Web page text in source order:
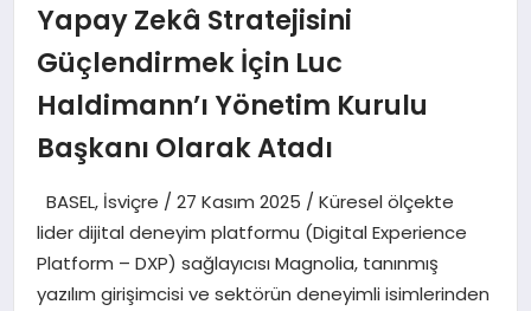
MAGAZIN
SAĞLIK
SIYASET
SPOR
TEKNOLOJI
Yapay Zekâ Stratejisini
Güçlendirmek İçin Luc
Haldimann’ı Yönetim Kurulu
Başkanı Olarak Atadı
BASEL, İsviçre / 27 Kasım 2025 / Küresel ölçekte
lider dijital deneyim platformu (Digital Experience
Platform – DXP) sağlayıcısı Magnolia, tanınmış
yazılım girişimcisi ve sektörün deneyimli isimlerinden